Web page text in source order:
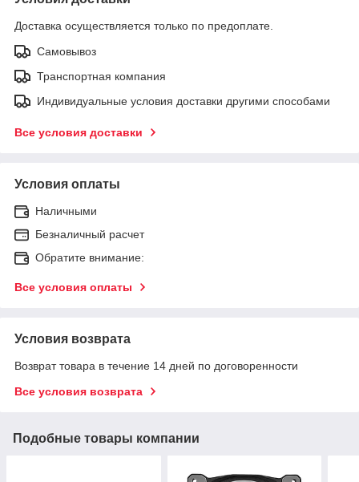
Доставка осуществляется только по предоплате.
Самовывоз
Транспортная компания
Индивидуальные условия доставки другими способами
Все условия доставки
Условия оплаты
Наличными
Безналичный расчет
Обратите внимание:
Все условия оплаты
Условия возврата
Возврат товара в течение 14 дней по договоренности
Все условия возврата
Подобные товары компании